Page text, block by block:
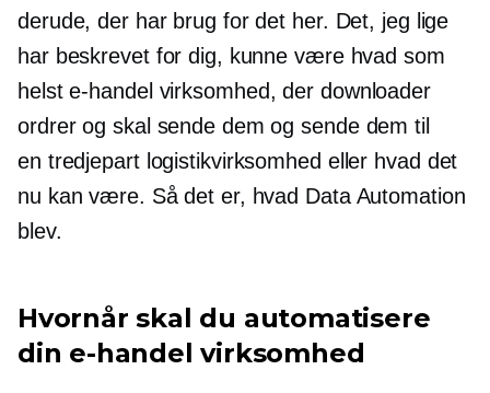
derude, der har brug for det her. Det, jeg lige
har beskrevet for dig, kunne være hvad som
helste-handel virksomhed, der downloader
ordrer og skal sende dem og sende dem til
en tredjepartlogistikvirksomhed eller hvad det
nu kan være. Så det er, hvad Data Automation
blev.
Hvornår skal du automatisere
din e-handel virksomhed